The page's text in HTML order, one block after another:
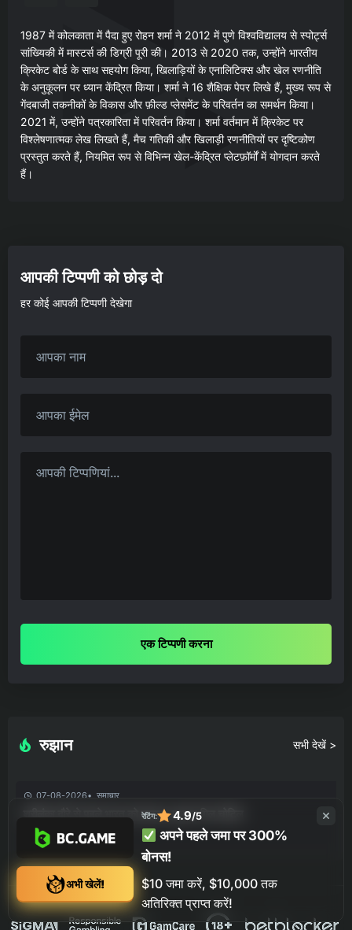
1987 में कोलकाता में पैदा हुए रोहन शर्मा ने 2012 में पुणे विश्वविद्यालय से स्पोर्ट्स
सांख्यिकी में मास्टर्स की डिग्री पूरी की। 2013 से 2020 तक, उन्होंने भारतीय
क्रिकेट बोर्ड के साथ सहयोग किया, खिलाड़ियों के एनालिटिक्स और खेल रणनीति
के अनुकूलन पर ध्यान केंद्रित किया। शर्मा ने 16 शैक्षिक पेपर लिखे हैं, मुख्य रूप से
गेंदबाजी तकनीकों के विकास और फ़ील्ड प्लेसमेंट के परिवर्तन का समर्थन किया।
2021 में, उन्होंने पत्रकारिता में परिवर्तन किया। शर्मा वर्तमान में क्रिकेट पर
विश्लेषणात्मक लेख लिखते हैं, मैच गतिकी और खिलाड़ी रणनीतियों पर दृष्टिकोण
प्रस्तुत करते हैं, नियमित रूप से विभिन्न खेल-केंद्रित प्लेटफ़ॉर्मों में योगदान करते
हैं।
आपकी टिप्पणी को छोड़ दो
हर कोई आपकी टिप्पणी देखेगा
एक टिप्पणी करना
रुझान सभी देखें >
07-08-2026 समाचार
श्रीलंका दौरे से पहले भारत को झटका, शुभमन गिल चोटिल
अभी खेलें!
रेटिंग: 4.9/5
अपने पहले जमा पर 300%
बोनस!
$10 जमा करें, $10,000 तक
अतिरिक्त प्राप्त करें!